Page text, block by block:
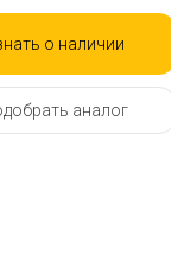
о наличии
аналог